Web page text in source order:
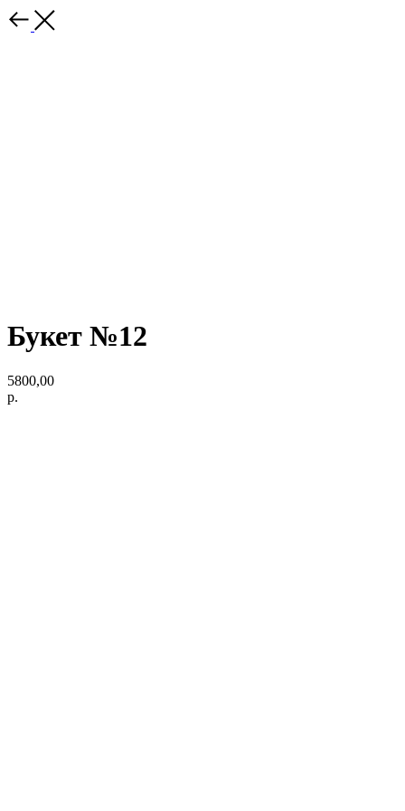
Букет №12
5800,00
р.